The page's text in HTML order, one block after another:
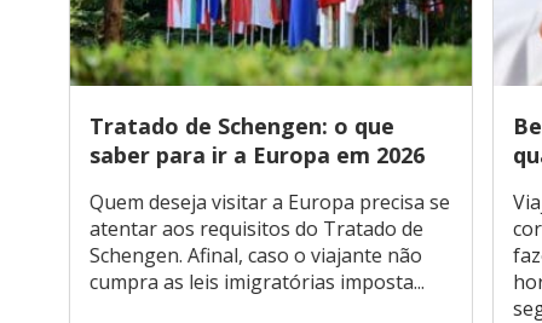
Tratado de Schengen: o que
saber para ir a Europa em 2026
Quem deseja visitar a Europa precisa se
atentar aos requisitos do Tratado de
Schengen. Afinal, caso o viajante não
cumpra as leis imigratórias imposta...